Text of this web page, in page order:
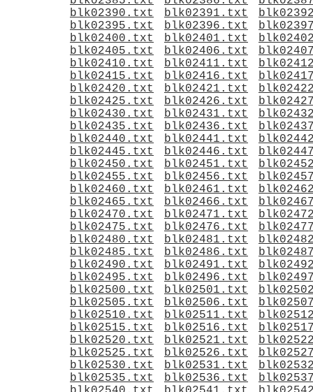
blk02390.txt
blk02391.txt
blk02395.txt
blk02396.txt
blk02400.txt
blk02401.txt
blk02405.txt
blk02406.txt
blk02410.txt
blk02411.txt
blk02415.txt
blk02416.txt
blk02420.txt
blk02421.txt
blk02425.txt
blk02426.txt
blk02430.txt
blk02431.txt
blk02435.txt
blk02436.txt
blk02440.txt
blk02441.txt
blk02445.txt
blk02446.txt
blk02450.txt
blk02451.txt
blk02455.txt
blk02456.txt
blk02460.txt
blk02461.txt
blk02465.txt
blk02466.txt
blk02470.txt
blk02471.txt
blk02475.txt
blk02476.txt
blk02480.txt
blk02481.txt
blk02485.txt
blk02486.txt
blk02490.txt
blk02491.txt
blk02495.txt
blk02496.txt
blk02500.txt
blk02501.txt
blk02505.txt
blk02506.txt
blk02510.txt
blk02511.txt
blk02515.txt
blk02516.txt
blk02520.txt
blk02521.txt
blk02525.txt
blk02526.txt
blk02530.txt
blk02531.txt
blk02535.txt
blk02536.txt